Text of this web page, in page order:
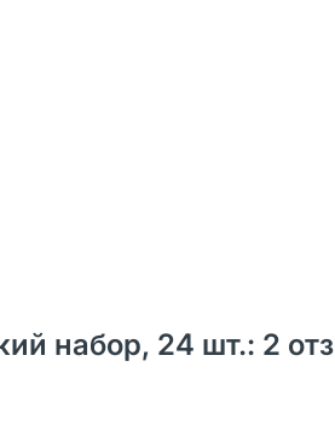
набор, 24 шт.: 2